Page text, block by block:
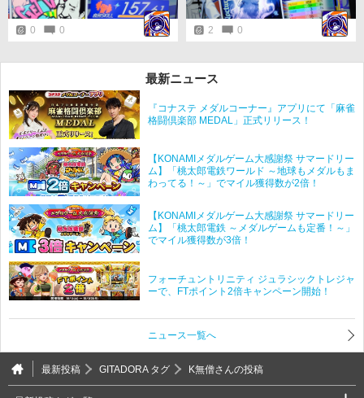
0 0 2 0
最新ニュース
『コナステ メダルコーナー』アプリにて「麻雀
格闘倶楽部 MEDAL」正式リリース！
【KONAMIメダルゲーム大感謝祭 サマードリー
ム】「桃太郎電鉄ワールド ～地球もメダルもま
わってる！～」でマイル獲得数が2倍！
【KONAMIメダルゲーム大感謝祭 サマードリー
ム】「桃太郎電鉄 ～メダルゲームも定番！～」
でマイル獲得数が3倍！
フォーチュントリニティ ジュラシックトレジャ
ーで、FTポイント2倍キャンペーン開始！
ニュース一覧へ
最新投稿 GITADORA タグ K無僧さんの投稿